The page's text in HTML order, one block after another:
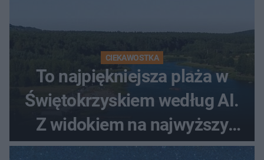
CIEKAWOSTKA
To najpiękniejsza plaża w
Świętokrzyskiem według AI.
Z widokiem na najwyższy
szczyt Gór Świętokrzyskich